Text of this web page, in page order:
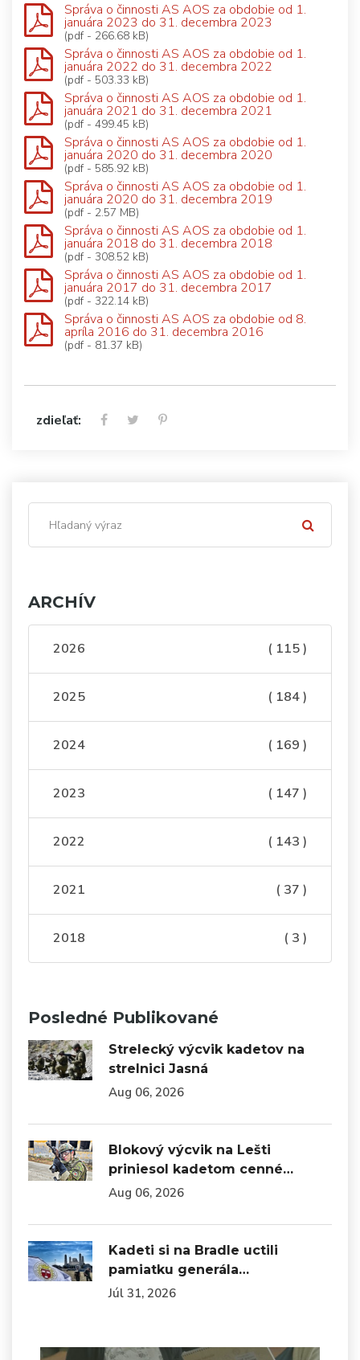
Správa o činnosti AS AOS za obdobie od 1.
januára 2023 do 31. decembra 2023
(pdf - 266.68 kB)
Správa o činnosti AS AOS za obdobie od 1.
januára 2022 do 31. decembra 2022
(pdf - 503.33 kB)
Správa o činnosti AS AOS za obdobie od 1.
januára 2021 do 31. decembra 2021
(pdf - 499.45 kB)
Správa o činnosti AS AOS za obdobie od 1.
januára 2020 do 31. decembra 2020
(pdf - 585.92 kB)
Správa o činnosti AS AOS za obdobie od 1.
januára 2020 do 31. decembra 2019
(pdf - 2.57 MB)
Správa o činnosti AS AOS za obdobie od 1.
januára 2018 do 31. decembra 2018
(pdf - 308.52 kB)
Správa o činnosti AS AOS za obdobie od 1.
januára 2017 do 31. decembra 2017
(pdf - 322.14 kB)
Správa o činnosti AS AOS za obdobie od 8.
apríla 2016 do 31. decembra 2016
(pdf - 81.37 kB)
zdieľať:
ARCHÍV
2026 ( 115 )
2025 ( 184 )
2024 ( 169 )
2023 ( 147 )
2022 ( 143 )
2021 ( 37 )
2018 ( 3 )
Posledné Publikované
Strelecký výcvik kadetov na
strelnici Jasná
Aug 06, 2026
Blokový výcvik na Lešti
priniesol kadetom cenné…
Aug 06, 2026
Kadeti si na Bradle uctili
pamiatku generála…
Júl 31, 2026